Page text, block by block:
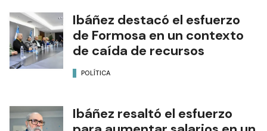
Ibáñez destacó el esfuerzo
de Formosa en un contexto
de caída de recursos
POLÍTICA
Ibáñez resaltó el esfuerzo